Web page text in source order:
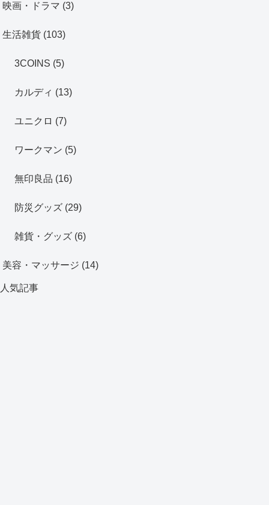
映画・ドラマ (3)
生活雑貨 (103)
3COINS (5)
カルディ (13)
ユニクロ (7)
ワークマン (5)
無印良品 (16)
防災グッズ (29)
雑貨・グッズ (6)
美容・マッサージ (14)
人気記事